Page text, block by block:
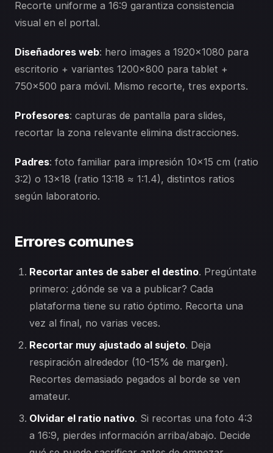
Recorte uniforme a 16:9 garantiza consistencia
visual en el portal.
Diseñadores web: hero images a 1920×1080 para
escritorio + variantes 1200×800 para tablet +
750×500 para móvil. Mismo recorte, tres exports.
Profesores: capturas de pantalla para slides,
recortar la zona relevante elimina distracciones.
Padres: foto familiar para impresión 10×15 cm (ratio
3:2) o 13×18 (ratio 13:18 ≈ 1:1.4), distintos ratios
según laboratorio.
Errores comunes
Recortar antes de saber el destino. Pregúntate
primero: ¿dónde se va a publicar? Cada
plataforma tiene su ratio óptimo. Recorta una
vez al final, no varias veces.
Recortar muy ajustado al sujeto. Deja
respiración alrededor (10-15% de margen).
Recortes demasiado pegados al borde se ven
amateur.
Olvidar el ratio nativo. Si recortas una foto 4:3
a 16:9, pierdes información arriba/abajo. Decide